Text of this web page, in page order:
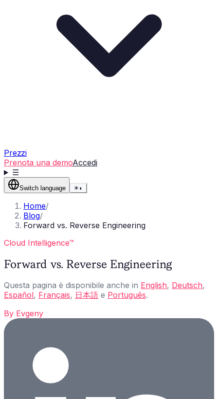
Prezzi
Prenota una demoAccedi
☰
Switch language ☀◐
Home/
Blog/
Forward vs. Reverse Engineering
Cloud Intelligence™
Forward vs. Reverse Engineering
Questa pagina è disponibile anche in English, Deutsch,
Español, Français, 日本語 e Português.
By Evgeny